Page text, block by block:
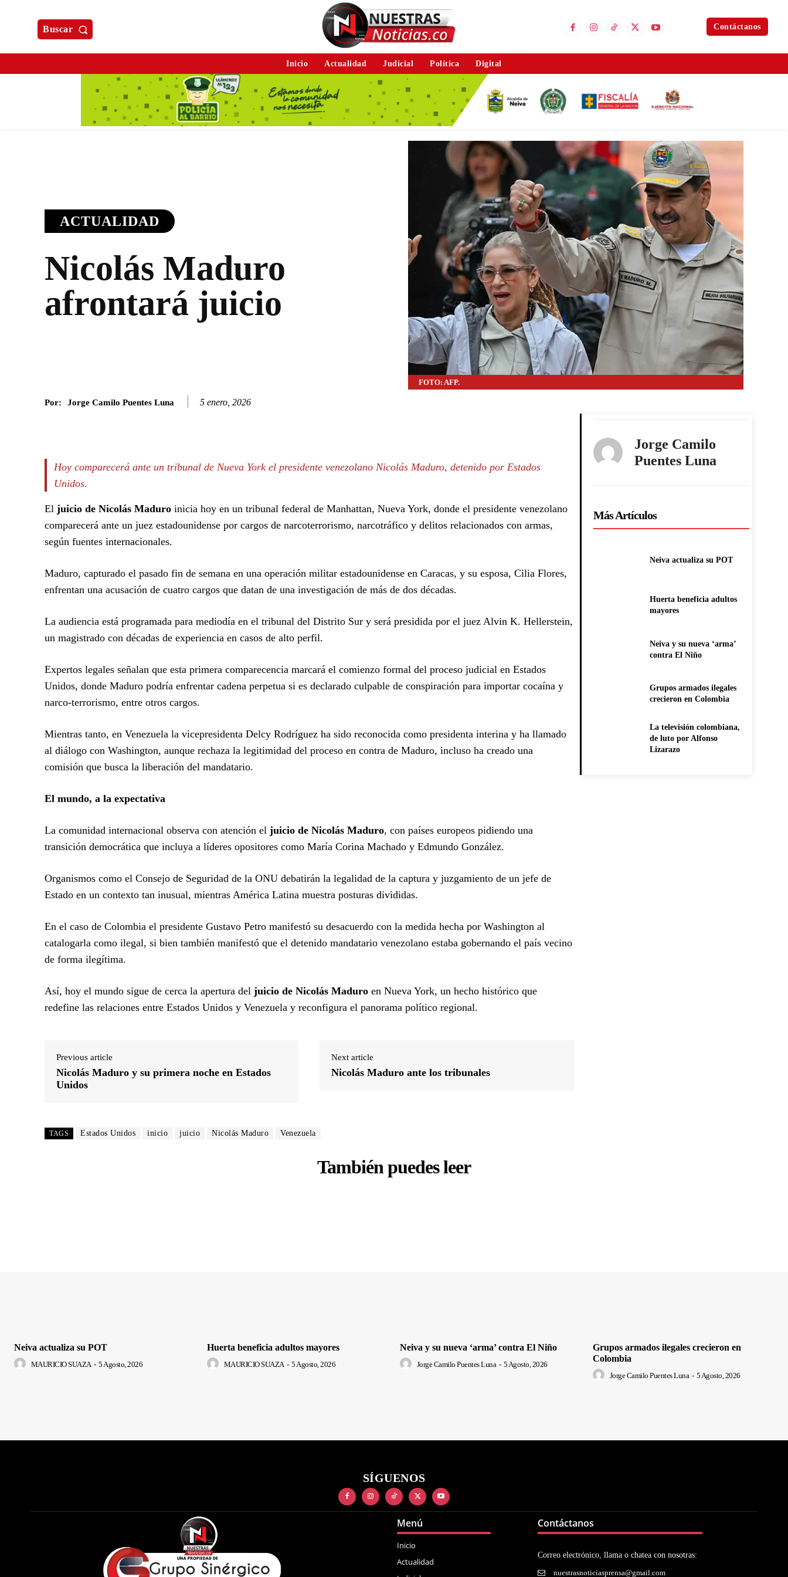
Buscar Contáctanos
Inicio Actualidad Judicial Política Digital
ACTUALIDAD
Nicolás Maduro
afrontará juicio
FOTO: AFP.
Por: Jorge Camilo Puentes Luna 5 enero, 2026
Hoy comparecerá ante un tribunal de Nueva York el presidente venezolano Nicolás Maduro, detenido por Estados
Unidos.
El juicio de Nicolás Maduro inicia hoy en un tribunal federal de Manhattan, Nueva York, donde el presidente venezolano
comparecerá ante un juez estadounidense por cargos de narcoterrorismo, narcotráfico y delitos relacionados con armas,
según fuentes internacionales.
Maduro, capturado el pasado fin de semana en una operación militar estadounidense en Caracas, y su esposa, Cilia Flores,
enfrentan una acusación de cuatro cargos que datan de una investigación de más de dos décadas.
La audiencia está programada para mediodía en el tribunal del Distrito Sur y será presidida por el juez Alvin K. Hellerstein,
un magistrado con décadas de experiencia en casos de alto perfil.
Expertos legales señalan que esta primera comparecencia marcará el comienzo formal del proceso judicial en Estados
Unidos, donde Maduro podría enfrentar cadena perpetua si es declarado culpable de conspiración para importar cocaína y
narco-terrorismo, entre otros cargos.
Mientras tanto, en Venezuela la vicepresidenta Delcy Rodríguez ha sido reconocida como presidenta interina y ha llamado
al diálogo con Washington, aunque rechaza la legitimidad del proceso en contra de Maduro, incluso ha creado una
comisión que busca la liberación del mandatario.
El mundo, a la expectativa
La comunidad internacional observa con atención el juicio de Nicolás Maduro, con países europeos pidiendo una
transición democrática que incluya a líderes opositores como María Corina Machado y Edmundo González.
Organismos como el Consejo de Seguridad de la ONU debatirán la legalidad de la captura y juzgamiento de un jefe de
Estado en un contexto tan inusual, mientras América Latina muestra posturas divididas.
En el caso de Colombia el presidente Gustavo Petro manifestó su desacuerdo con la medida hecha por Washington al
catalogarla como ilegal, si bien también manifestó que el detenido mandatario venezolano estaba gobernando el país vecino
de forma ilegítima.
Así, hoy el mundo sigue de cerca la apertura del juicio de Nicolás Maduro en Nueva York, un hecho histórico que
redefine las relaciones entre Estados Unidos y Venezuela y reconfigura el panorama político regional.
Previous article
Nicolás Maduro y su primera noche en Estados
Unidos
Next article
Nicolás Maduro ante los tribunales
TAGS Estados Unidos inicio juicio Nicolás Maduro Venezuela
Jorge Camilo
Puentes Luna
Más Artículos
Neiva actualiza su POT
Huerta beneficia adultos
mayores
Neiva y su nueva ‘arma’
contra El Niño
Grupos armados ilegales
crecieron en Colombia
La televisión colombiana,
de luto por Alfonso
Lizarazo
También puedes leer
Neiva actualiza su POT
MAURICIO SUAZA - 5 Agosto, 2026
Huerta beneficia adultos mayores
MAURICIO SUAZA - 5 Agosto, 2026
Neiva y su nueva ‘arma’ contra El Niño
Jorge Camilo Puentes Luna - 5 Agosto, 2026
Grupos armados ilegales crecieron en
Colombia
Jorge Camilo Puentes Luna - 5 Agosto, 2026
SÍGUENOS
Menú
Inicio
Actualidad
Contáctanos
Correo electrónico, llama o chatea con nosotras:
nuestrasnoticiasprensa@gmail.com